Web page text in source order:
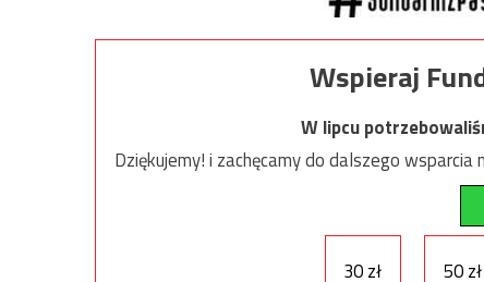
Wspieraj
W lipcu
Dziękujemy! i zachęcamy do dalszego wsparcia
30 zł 50 zł